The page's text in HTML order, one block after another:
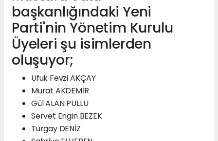
başkanlığındaki Yeni
Parti'nin Yönetim Kurulu
Üyeleri şu isimlerden
oluşuyor;
Ufuk Fevzi AKÇAY
Murat AKDEMİR
Gül ALAN PULLU
Servet Engin BEZEK
Turgay DENİZ